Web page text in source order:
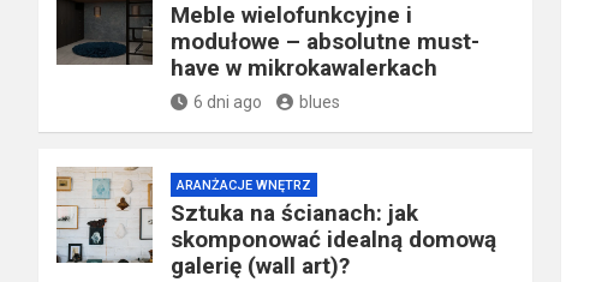
Meble wielofunkcyjne i
modułowe – absolutne must-
have w mikrokawalerkach
6 dni ago blues
ARANŻACJE WNĘTRZ
Sztuka na ścianach: jak
skomponować idealną domową
galerię (wall art)?